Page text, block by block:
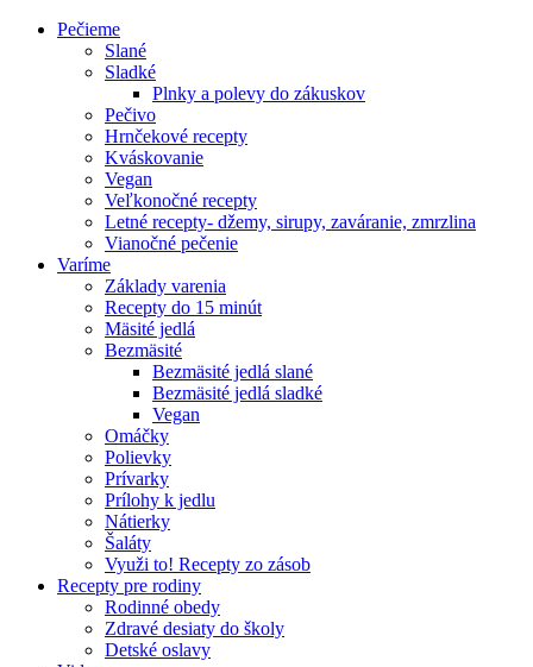
Pečieme
Slané
Sladké
Plnky a polevy do zákuskov
Pečivo
Hrnčekové recepty
Kváskovanie
Vegan
Veľkonočné recepty
Letné recepty- džemy, sirupy, zaváranie, zmrzlina
Vianočné pečenie
Varíme
Základy varenia
Recepty do 15 minút
Mäsité jedlá
Bezmäsité
Bezmäsité jedlá slané
Bezmäsité jedlá sladké
Vegan
Omáčky
Polievky
Prívarky
Prílohy k jedlu
Nátierky
Šaláty
Využi to! Recepty zo zásob
Recepty pre rodiny
Rodinné obedy
Zdravé desiaty do školy
Detské oslavy